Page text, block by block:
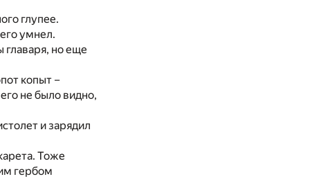
глупее.
умнел.
главаря, но еще
копыт –
не было видно,
и зарядил
Тоже
гербом